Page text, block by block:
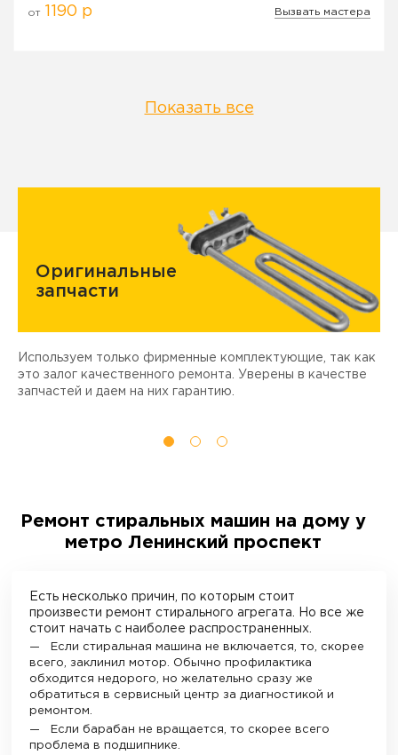
от 1190 р Вызвать мастера
Показать все
Оригинальные
запчасти
Используем только фирменные комплектующие, так как
это залог качественного ремонта. Уверены в качестве
запчастей и даем на них гарантию.
Ремонт стиральных машин на дому у
метро Ленинский проспект
Есть несколько причин, по которым стоит
произвести ремонт стирального агрегата. Но все же
стоит начать с наиболее распространенных.
Если стиральная машина не включается, то, скорее
всего, заклинил мотор. Обычно профилактика
обходится недорого, но желательно сразу же
обратиться в сервисный центр за диагностикой и
ремонтом.
Если барабан не вращается, то скорее всего
проблема в подшипнике.